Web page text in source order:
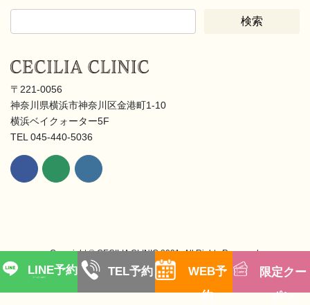
〒221-0056
神奈川県横浜市神奈川区金港町1-10
横浜ベイクォーター5F
TEL 045-440-5036
Copyright © CECILIA CLINIC 2021- All Rights Reserved.
LINE予約
クーポンGET! TEL予約
WEB予
約
限定クー
ポン